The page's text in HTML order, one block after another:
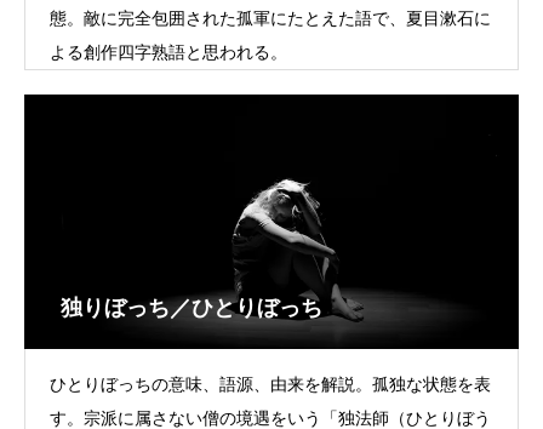
態。敵に完全包囲された孤軍にたとえた語で、夏目漱石に
よる創作四字熟語と思われる。
独りぼっち／ひとりぼっち
ひとりぼっちの意味、語源、由来を解説。孤独な状態を表
す。宗派に属さない僧の境遇をいう「独法師（ひとりぼう